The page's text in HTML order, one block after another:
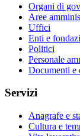
Organi di
Aree
Uffici
Enti e
Politici
Personale
Documenti e
Servizi
Anagrafe e
Cultura e